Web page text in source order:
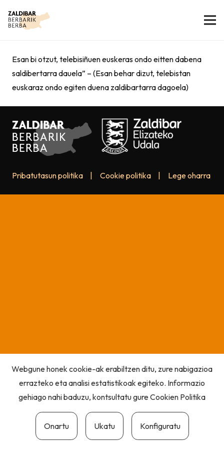
Esan bi otzut, telebisiñuen euskeras ondo eitten dabena
saldibertarra dauela” – (Esan behar dizut, telebistan
euskaraz ondo egiten duena zaldibartarra dagoela)
Pribatutasun politika Cookie politika Lege oharra
Webgune honek cookie-ak erabiltzen ditu, zure nabigazioa
errazteko eta analisi estatistikoak egiteko. Informazio
gehiago nahi baduzu, kontsultatu gureCookien Politika
Onartu Ukatu Konfiguratu